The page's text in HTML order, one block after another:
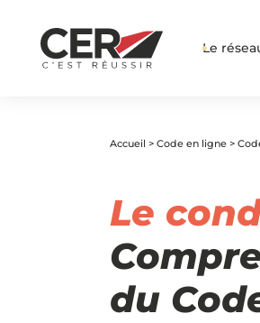
Le
Accueil > Code en ligne >
Le
du